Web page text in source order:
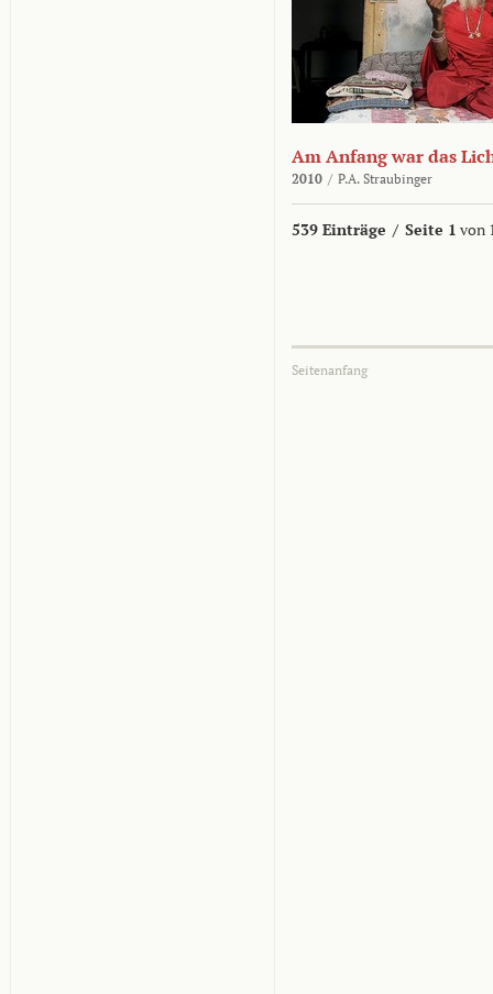
Am Anfang war das
2010 / P.A. Straubinger
539 Einträge / Seite 1 von
Seitenanfang